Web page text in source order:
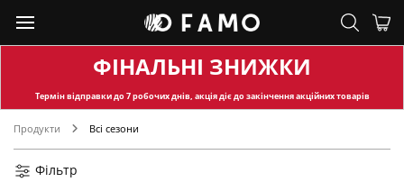
ФІНАЛЬНІ ЗНИЖКИ
Термін відправкидо 7 робочих днів, акція діє до закінчення акційних товарів
Продукти Всі сезони
Фільтр